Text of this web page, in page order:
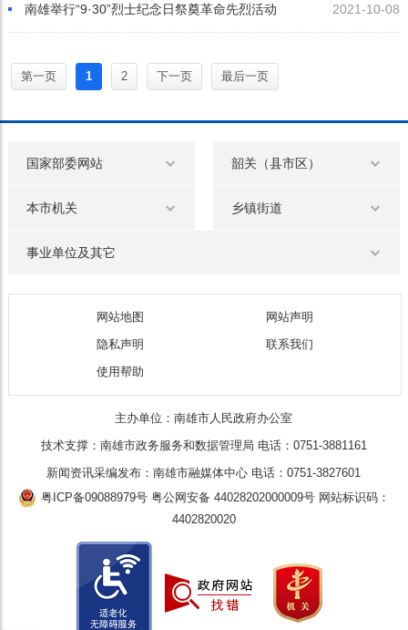
南雄举行“9·30”烈士纪念日祭奠革命先烈活动 2021-10-08
第一页 1 2 下一页 最后一页
国家部委网站 韶关（县市区）
本市机关 乡镇街道
事业单位及其它
网站地图
网站声明
隐私声明
联系我们
使用帮助
主办单位：南雄市人民政府办公室
技术支撑：南雄市政务服务和数据管理局 电话：0751-3881161
新闻资讯采编发布：南雄市融媒体中心 电话：0751-3827601
粤ICP备09088979号 粤公网安备 44028202000009号网站标识码：
4402820020